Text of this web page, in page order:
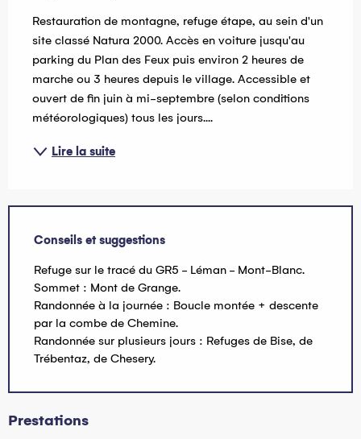
Restauration de montagne, refuge étape, au sein d'un
site classé Natura 2000. Accès en voiture jusqu'au
parking du Plan des Feux puis environ 2 heures de
marche ou 3 heures depuis le village. Accessible et
ouvert de fin juin à mi-septembre (selon conditions
météorologiques) tous les jours....
Lire la suite
Conseils et suggestions
Refuge sur le tracé du GR5 - Léman - Mont-Blanc.
Sommet : Mont de Grange.
Randonnée à la journée : Boucle montée + descente
par la combe de Chemine.
Randonnée sur plusieurs jours : Refuges de Bise, de
Trébentaz, de Chesery.
Prestations